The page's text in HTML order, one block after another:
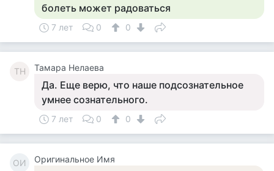
болеть может радоваться
7 лет 0 0
ТН Тамара Нелаева
Да. Еще верю, что наше подсознательное
умнее сознательного.
7 лет 0 0
ОИ Оригинальное Имя